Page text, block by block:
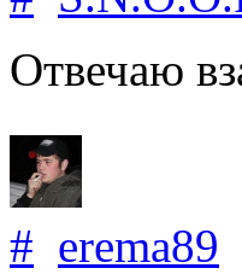
Отвечаю
# erema89